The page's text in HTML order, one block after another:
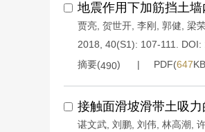
地震作用下加筋挡土
贾亮 贺世开 李刚 郭健 梁
2018, 40(S1): 107-111.
DOI:
摘要(490) PDF(647
接触面滑坡滑带土吸
谌文武 刘鹏 刘伟 林高潮